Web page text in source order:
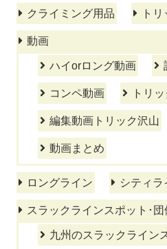
クライミング用品 トリ
動画
ハイorロング動画
コンペ動画 トリ
編集動画トリック沢山
動画まとめ
ロングライン シティラ
スラックラインスポット･団
九州のスラックライン